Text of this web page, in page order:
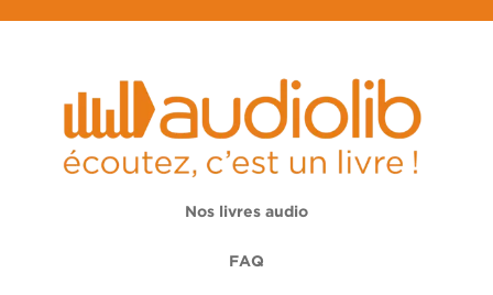
Nos livres audio
FAQ